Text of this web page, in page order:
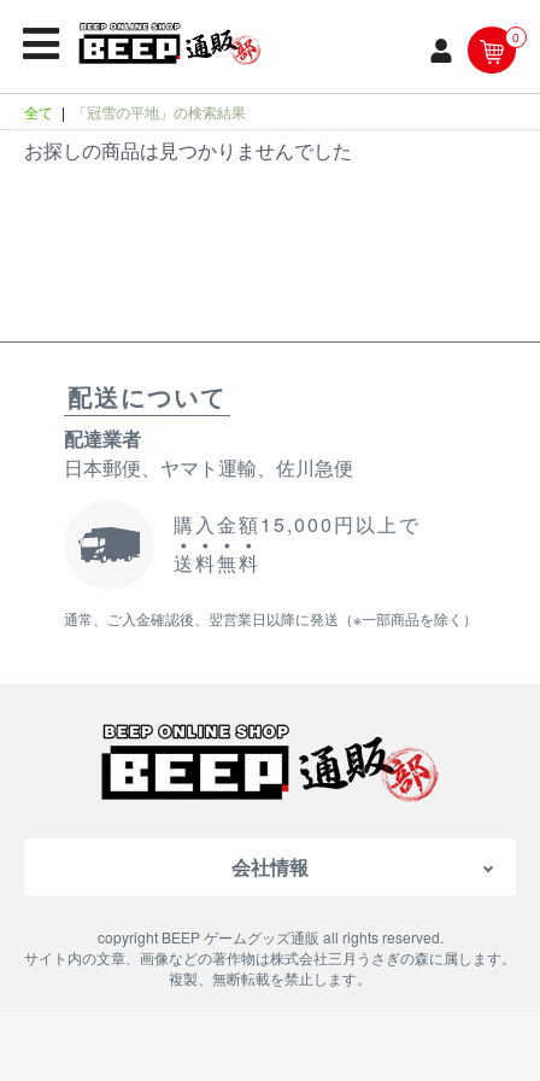
0
全て | 「冠雪の平地」の検索結果
お探しの商品は見つかりませんでした
配送について
配達業者
日本郵便、ヤマト運輸、佐川急便
購入金額15,000円以上で
送料無料
通常、ご入金確認後、翌営業日以降に発送（※一部商品を除く）
会社情報
特定商取引法に基づく表記
copyright BEEP ゲームグッズ通販 all rights reserved.
サイト内の文章、画像などの著作物は株式会社三月うさぎの森に属します。
複製、無断転載を禁止します。